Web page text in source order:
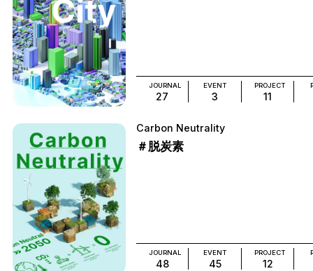
JOURNAL
27
EVENT
3
PROJECT
11
Carbon Neutrality
＃脱炭素
JOURNAL
48
EVENT
45
PROJECT
12